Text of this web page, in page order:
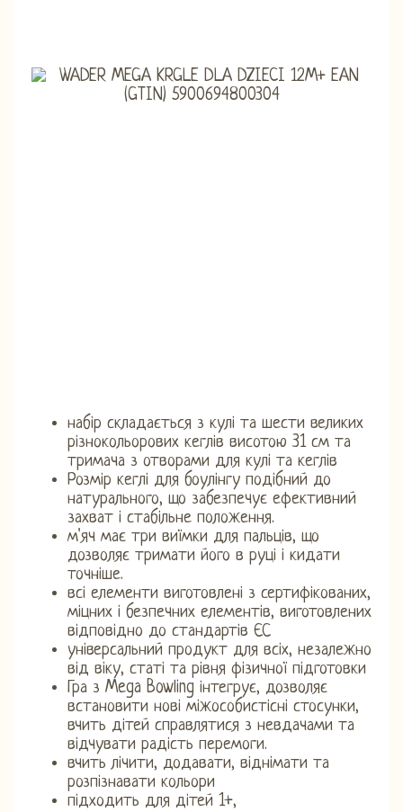
набір складається з кулі та шести великих
різнокольорових кеглів висотою 31 см та
тримача з отворами для кулі та кеглів
Розмір кеглі для боулінгу подібний до
натурального, що забезпечує ефективний
захват і стабільне положення.
м'яч має три виїмки для пальців, що
дозволяє тримати його в руці і кидати
точніше.
всі елементи виготовлені з сертифікованих,
міцних і безпечних елементів, виготовлених
відповідно до стандартів ЄС
універсальний продукт для всіх, незалежно
від віку, статі та рівня фізичної підготовки
Гра з Mega Bowling інтегрує, дозволяє
встановити нові міжособистісні стосунки,
вчить дітей справлятися з невдачами та
відчувати радість перемоги.
вчить лічити, додавати, віднімати та
розпізнавати кольори
підходить для дітей 1+,